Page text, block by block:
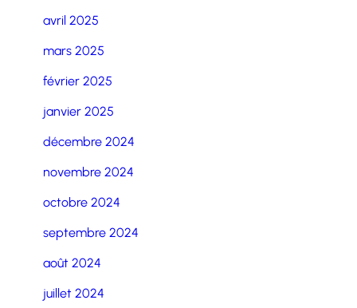
avril 2025
mars 2025
février 2025
janvier 2025
décembre 2024
novembre 2024
octobre 2024
septembre 2024
août 2024
juillet 2024